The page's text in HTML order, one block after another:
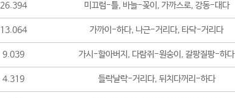
26.394 미끄럼-틀, 바늘-꽂이, 가까스로, 강동-대다
13.064 가까이-하다, 나근-거리다, 타닥-거리다
9.039 가시-할아버지, 다람쥐-원숭이, 갈팡질팡-하다
4.319 들락날락-거리다, 뒤치다꺼리-하다